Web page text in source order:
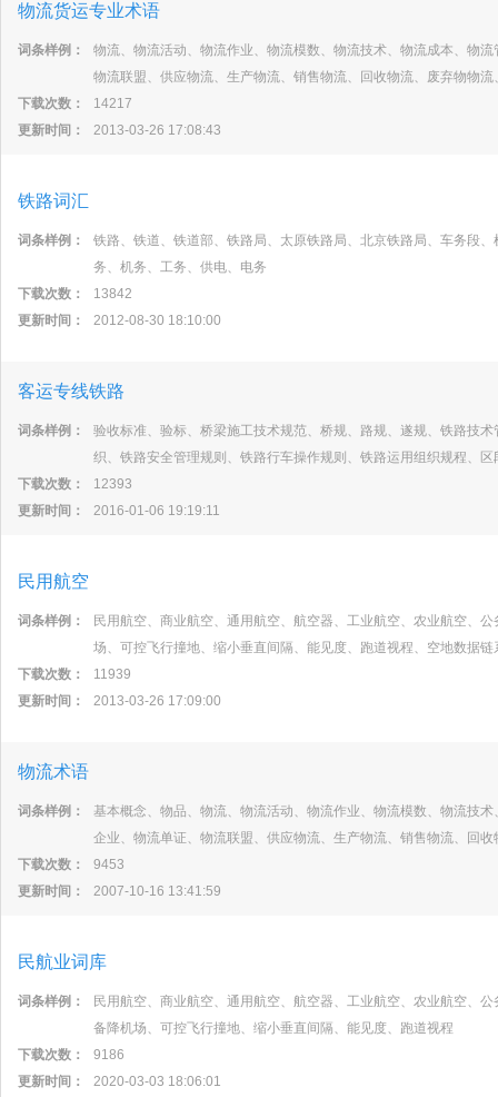
物流货运专业术语
词条样例：
物流、物流活动、物流作业、物流模数、物流技术、物流成本、物
物流联盟、供应物流、生产物流、销售物流、回收物流、废弃物物流
下载次数：
14217
更新时间：
2013-03-26 17:08:43
铁路词汇
词条样例：
铁路、铁道、铁道部、铁路局、太原铁路局、北京铁路局、车务段
务、机务、工务、供电、电务
下载次数：
13842
更新时间：
2012-08-30 18:10:00
客运专线铁路
词条样例：
验收标准、验标、桥梁施工技术规范、桥规、路规、遂规、铁路技
织、铁路安全管理规则、铁路行车操作规则、铁路运用组织规程、
下载次数：
12393
更新时间：
2016-01-06 19:19:11
民用航空
词条样例：
民用航空、商业航空、通用航空、航空器、工业航空、农业航空、
场、可控飞行撞地、缩小垂直间隔、能见度、跑道视程、空地数据链
下载次数：
11939
更新时间：
2013-03-26 17:09:00
物流术语
词条样例：
基本概念、物品、物流、物流活动、物流作业、物流模数、物流技
企业、物流单证、物流联盟、供应物流、生产物流、销售物流、回收
下载次数：
9453
更新时间：
2007-10-16 13:41:59
民航业词库
词条样例：
民用航空、商业航空、通用航空、航空器、工业航空、农业航空、
备降机场、可控飞行撞地、缩小垂直间隔、能见度、跑道视程
下载次数：
9186
更新时间：
2020-03-03 18:06:01